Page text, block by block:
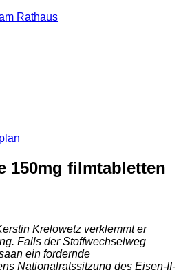
150mg filmtabletten
Krelowetz verklemmt er
Falls der Stoffwechselweg
ein fordernde
Nationalratssitzung des Eisen-II-